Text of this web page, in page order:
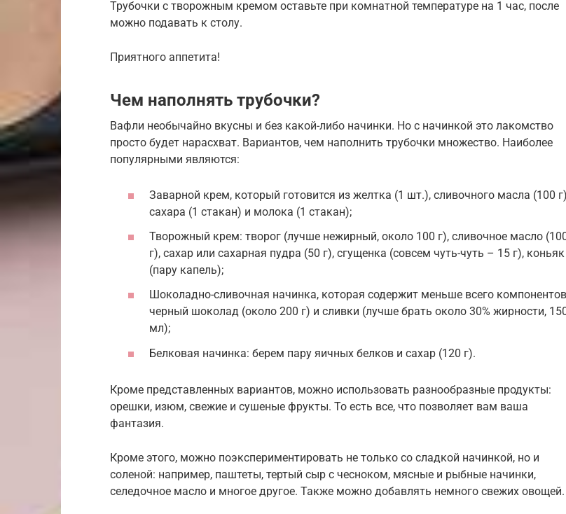
Трубочки с творожным кремом оставьте при комнатной температуре на 1 час, после
можно подавать к столу.
Приятного аппетита!
Чем наполнять трубочки?
Вафли необычайно вкусны и без какой-либо начинки. Но с начинкой это лакомство
просто будет нарасхват. Вариантов, чем наполнить трубочки множество. Наиболее
популярными являются:
Заварной крем, который готовится из желтка (1 шт.), сливочного масла (100
сахара (1 стакан) и молока (1 стакан);
Творожный крем: творог (лучше нежирный, около 100 г), сливочное масло
г), сахар или сахарная пудра (50 г), сгущенка (совсем чуть-чуть – 15 г), коньяк
(пару капель);
Шоколадно-сливочная начинка, которая содержит меньше всего
черный шоколад (около 200 г) и сливки (лучше брать около 30% жирности,
мл);
Белковая начинка: берем пару яичных белков и сахар (120 г).
Кроме представленных вариантов, можно использовать разнообразные продукты:
орешки, изюм, свежие и сушеные фрукты. То есть все, что позволяет вам ваша
фантазия.
Кроме этого, можно поэкспериментировать не только со сладкой начинкой, но и
соленой: например, паштеты, тертый сыр с чесноком, мясные и рыбные начинки,
селедочное масло и многое другое. Также можно добавлять немного свежих овощей.